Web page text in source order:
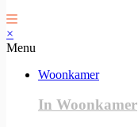
×
Menu
Woonkamer
In Woonkamer